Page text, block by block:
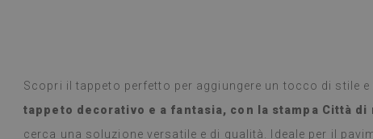
Scopri il tappeto perfetto per aggiungere un tocco di stile
tappeto decorativo e a fantasia, con la stampa Città di
cerca una soluzione versatile e di qualità. Ideale per il
prodotto è
semplice,
l'effetto è
Beatrycze K
1 anno fa